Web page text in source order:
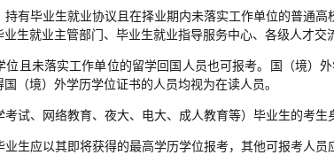
有毕业生就业协议且在择业期内未落实工作单位的普通高
生就业主管部门、毕业生就业指导服务中心、各级人才交
位且未落实工作单位的留学回国人员也可报考。国（境）
（境）外学历学位证书的人员均视为在读人员。
试、网络教育、夜大、电大、成人教育等）毕业生的考生
生应以其即将获得的最高学历学位报考，其他可报考人员